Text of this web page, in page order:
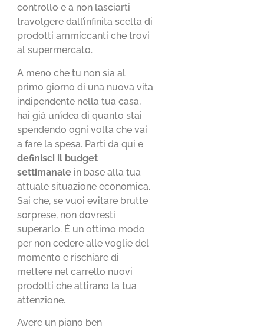
controllo e a non lasciarti
travolgere dall’infinita scelta di
prodotti ammiccanti che trovi
al supermercato.
A meno che tu non sia al
primo giorno di una nuova vita
indipendente nella tua casa,
hai già un’idea di quanto stai
spendendo ogni volta che vai
a fare la spesa. Parti da qui e
definisci il budget
settimanale in base alla tua
attuale situazione economica.
Sai che, se vuoi evitare brutte
sorprese, non dovresti
superarlo. È un ottimo modo
per non cedere alle voglie del
momento e rischiare di
mettere nel carrello nuovi
prodotti che attirano la tua
attenzione.
Avere un piano ben